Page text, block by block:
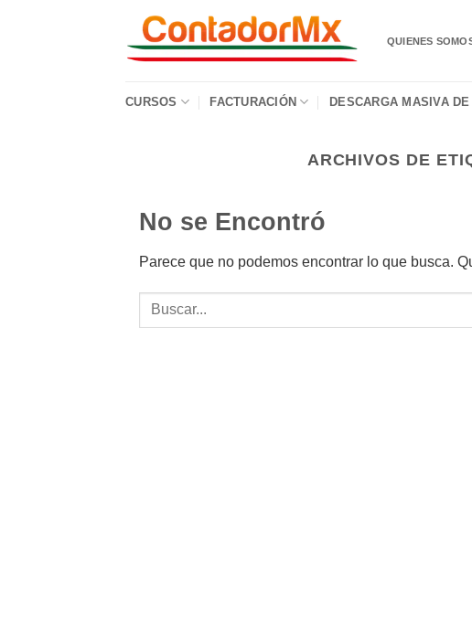
QUIENES
CURSOS FACTURACIÓN DESCARGA MASIVA DE
ARCHIVOS DE
No se Encontró
Parece que no podemos encontrar lo que busca.